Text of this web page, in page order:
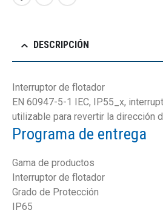
DESCRIPCIÓN
Interruptor de flotador
EN 60947-5-1 IEC, IP55_x,
utilizable para revertir la dirección
Programa de entrega
Gama de productos
Interruptor de flotador
Grado de Protección
IP65